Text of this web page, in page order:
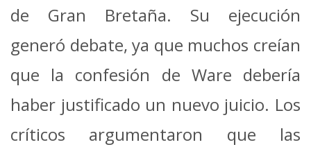
de Gran Bretaña.
Su ejecución
generó debate, ya que muchos creían
que la confesión de Ware debería
haber justificado un nuevo juicio. Los
críticos argumentaron que las